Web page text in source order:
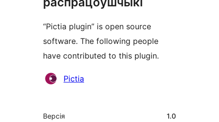
“Pictia plugin” is open source
software. The following people
have contributed to this plugin.
Удзельнікі
Pictia
Мета
Версія 1.0